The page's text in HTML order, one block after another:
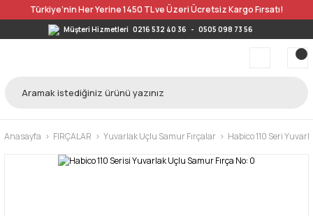
Türkiye’nin Her Yerine 1450 TL ve Üzeri Ücretsiz Kargo Fırsatı!
Müşteri Hizmetleri 0216 532 40 36 - 0505 098 73 56
Anasayfa FIRÇALAR Yuvarlak Uçlu Samur Fırçalar Habico 110 Seri